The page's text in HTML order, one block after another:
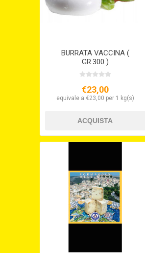
BURRATA VACCINA (
GR.300 )
€23,00
equivale a €23,00 per 1 kg(s)